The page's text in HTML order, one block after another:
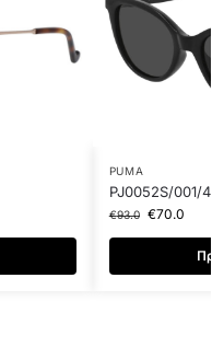
PUMA
PJ0052S/001/
€93.0 €70.0